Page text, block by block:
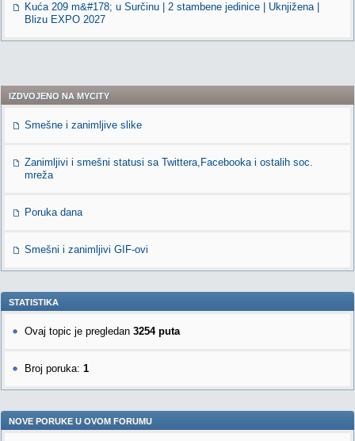
Kuća 209 m&#178; u Surčinu | 2 stambene jedinice | Uknjižena |
Blizu EXPO 2027
IZDVOJENO NA MYCITY
Smešne i zanimljive slike
Zanimljivi i smešni statusi sa Twittera,Facebooka i ostalih soc.
mreža
Poruka dana
Smešni i zanimljivi GIF-ovi
STATISTIKA
Ovaj topic je pregledan 3254 puta
Broj poruka: 1
NOVE PORUKE U OVOM FORUMU